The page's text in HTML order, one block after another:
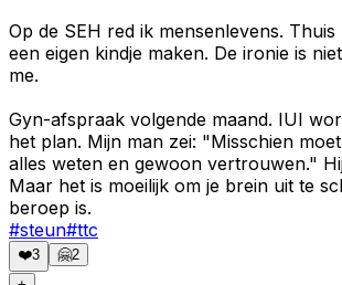
Op de SEH red ik mensenlevens. Thuis
een eigen kindje maken. De ironie is
me.
Gyn-afspraak volgende maand. IUI
het plan. Mijn man zei: "Misschien
alles weten en gewoon vertrouwen."
Maar het is moeilijk om je brein uit te
beroep is.
#steun#ttc
❤️3 🤗2